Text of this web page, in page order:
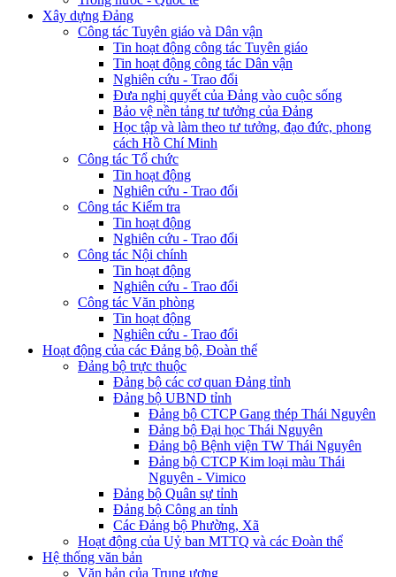
Xây dựng Đảng
Công tác Tuyên giáo và Dân vận
Tin hoạt động công tác Tuyên giáo
Tin hoạt động công tác Dân vận
Nghiên cứu - Trao đổi
Đưa nghị quyết của Đảng vào cuộc sống
Bảo vệ nền tảng tư tưởng của Đảng
Học tập và làm theo tư tưởng, đạo đức, phong
cách Hồ Chí Minh
Công tác Tổ chức
Tin hoạt động
Nghiên cứu - Trao đổi
Công tác Kiểm tra
Tin hoạt động
Nghiên cứu - Trao đổi
Công tác Nội chính
Tin hoạt động
Nghiên cứu - Trao đổi
Công tác Văn phòng
Tin hoạt động
Nghiên cứu - Trao đổi
Hoạt động của các Đảng bộ, Đoàn thể
Đảng bộ trực thuộc
Đảng bộ các cơ quan Đảng tỉnh
Đảng bộ UBND tỉnh
Đảng bộ CTCP Gang thép Thái Nguyên
Đảng bộ Đại học Thái Nguyên
Đảng bộ Bệnh viện TW Thái Nguyên
Đảng bộ CTCP Kim loại màu Thái
Nguyên - Vimico
Đảng bộ Quân sự tỉnh
Đảng bộ Công an tỉnh
Các Đảng bộ Phường, Xã
Hoạt động của Uỷ ban MTTQ và các Đoàn thể
Hệ thống văn bản
Văn bản của Trung ương